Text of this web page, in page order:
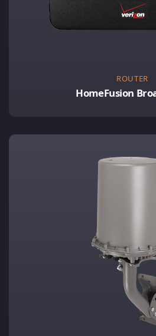
ROUTER
HomeFusion